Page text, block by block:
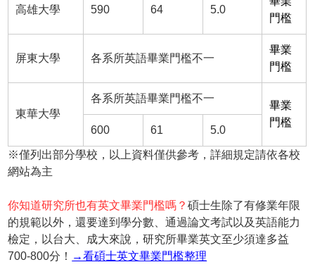
高雄大學 590 64 5.0
門檻
屏東大學 各系所英語畢業門檻不一
畢業
門檻
東華大學
各系所英語畢業門檻不一
畢業
門檻
600 61 5.0
※僅列出部分學校，以上資料僅供參考，詳細規定請依各校
網站為主
你知道研究所也有英文畢業門檻嗎？碩士生除了有修業年限
的規範以外，還要達到學分數、通過論文考試以及英語能力
檢定，以台大、成大來說，研究所畢業英文至少須達多益
700-800分！ →看碩士英文畢業門檻整理